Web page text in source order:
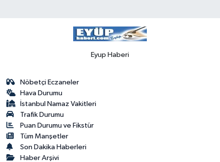
Eyup Haberi
Nöbetçi Eczaneler
Hava Durumu
İstanbul Namaz Vakitleri
Trafik Durumu
Puan Durumu ve Fikstür
Tüm Manşetler
Son Dakika Haberleri
Haber Arşivi